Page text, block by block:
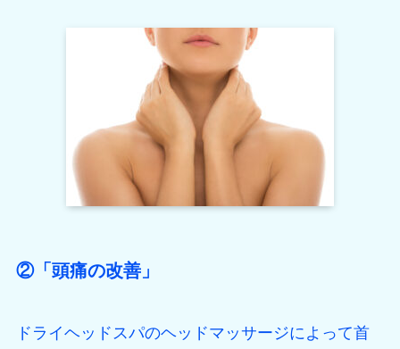
②「頭痛の改善」
ドライヘッドスパのヘッドマッサージによって首